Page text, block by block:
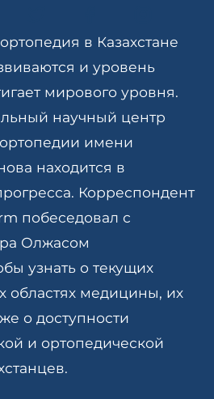
в Казахстане
и уровень
мирового уровня.
научный центр
имени
находится в
Корреспондент
побеседовал с
Олжасом
узнать о текущих
областях медицины, их
о доступности
и ортопедической